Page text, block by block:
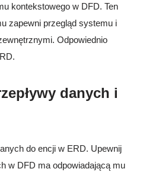
kontekstowego w DFD. Ten
zapewni przegląd systemu i
Odpowiednio
danych i
do encji w ERD. Upewnij
w DFD ma odpowiadającą mu